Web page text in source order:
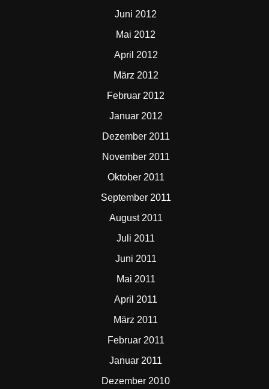
Juni 2012
Mai 2012
April 2012
März 2012
Februar 2012
Januar 2012
Dezember 2011
November 2011
Oktober 2011
September 2011
August 2011
Juli 2011
Juni 2011
Mai 2011
April 2011
März 2011
Februar 2011
Januar 2011
Dezember 2010